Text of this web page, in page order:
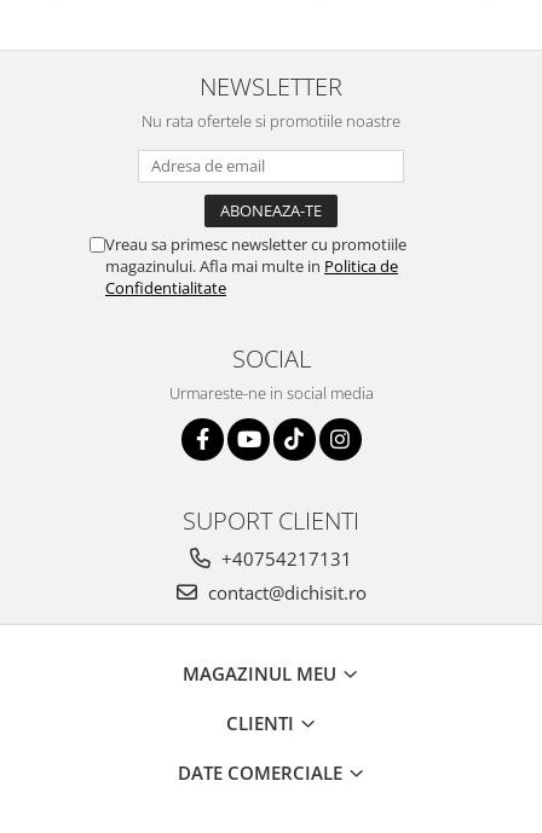
NEWSLETTER
Nu rata ofertele si promotiile noastre
Vreau sa primesc newsletter cu promotiile
magazinului. Afla mai multe in Politica de
Confidentialitate
SOCIAL
Urmareste-ne in social media
SUPORT CLIENTI
+40754217131
contact@dichisit.ro
MAGAZINUL MEU
CLIENTI
DATE COMERCIALE